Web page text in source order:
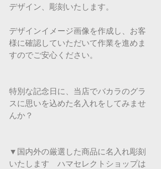
デザイン、彫刻いたします。
デザインイメージ画像を作成し、お客
様に確認していただいて作業を進めま
すのでご安心ください。
特別な記念日に、当店でバカラのグラ
スに思いを込めた名入れをしてみませ
んか？
▼国内外の厳選した商品に名入れ彫刻
いたします　ハマセレクトショップは